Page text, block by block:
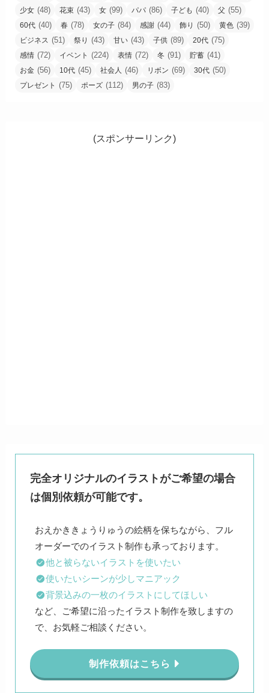
少女 (48) 花束 (43) 女 (99) パパ (86) 子ども (40) 父 (55)
60代 (40) 春 (78) 女の子 (84) 感謝 (44) 飾り (50) 黄色 (39)
ビジネス (51) 祭り (43) 甘い (43) 子供 (89) 20代 (75)
感情 (72) イベント (224) 表情 (72) 冬 (91) 貯蓄 (41)
お金 (56) 10代 (45) 社会人 (46) リボン (69) 30代 (50)
プレゼント (75) ポーズ (112) 男の子 (83)
(スポンサーリンク)
完全オリジナルのイラストがご希望の場合
は個別依頼が可能です。
おえかききょうりゅうの絵柄を保ちながら、フル
他と被らないイラストを使いたい
使いたいシーンが少しマニアック
背景込みの一枚のイラストにしてほしい
など、ご希望に沿ったイラスト制作を致しますの
で、お気軽ご相談ください。
制作依頼はこちら